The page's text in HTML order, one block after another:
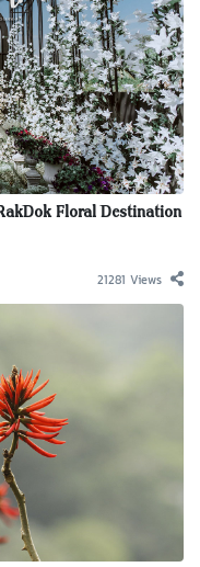
Floral Destination
21281 Views